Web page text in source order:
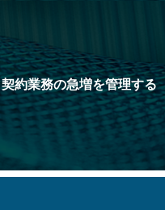
契約業務の急増を管理する